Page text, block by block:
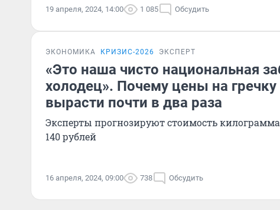
19 апреля, 2024, 14:00 1 085 Обсудить
ЭКОНОМИКА КРИЗИС-2026 ЭКСПЕРТ
«Это наша чисто национальная
холодец». Почему цены на гречку
вырасти почти в два раза
Эксперты прогнозируют стоимость
140 рублей
16 апреля, 2024, 09:00 738 Обсудить